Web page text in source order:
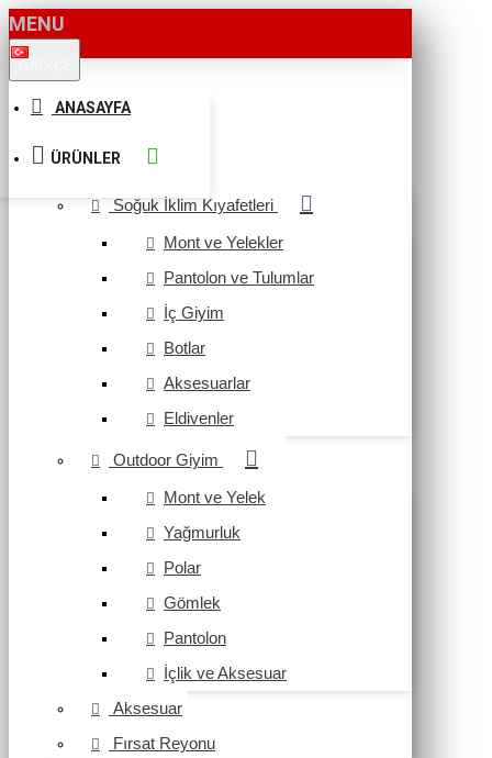
MENU
ANASAYFA
ÜRÜNLER
Soğuk İklim Kıyafetleri
Mont ve Yelekler
Pantolon ve Tulumlar
İç Giyim
Botlar
Aksesuarlar
Eldivenler
Outdoor Giyim
Mont ve Yelek
Yağmurluk
Polar
Gömlek
Pantolon
İçlik ve Aksesuar
Aksesuar
Fırsat Reyonu